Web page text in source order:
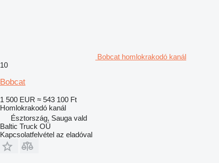
Bobcat homlokrakodó kanál
10
Bobcat
1 500 EUR ≈ 543 100 Ft
Homlokrakodó kanál
Észtország, Sauga vald
Baltic Truck OÜ
Kapcsolatfelvétel az eladóval